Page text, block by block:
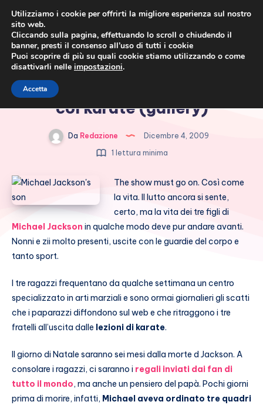
Figli Jackson: la vita va avanti
col karate (gallery)
Da Redazione
Dicembre 4, 2009
1 lettura minima
The show must go on. Così come
la vita. Il lutto ancora si sente,
certo, ma la vita dei tre figli di
Michael Jackson in qualche modo deve pur andare avanti.
Nonni e zii molto presenti, uscite con le guardie del corpo e
tanto sport.
I tre ragazzi frequentano da qualche settimana un centro
specializzato in arti marziali e sono ormai giornalieri gli scatti
che i paparazzi diffondono sul web e che ritraggono i tre
fratelli all’uscita dalle lezioni di karate.
Il giorno di Natale saranno sei mesi dalla morte d Jackson. A
consolare i ragazzi, ci saranno i regali inviati dai fan di
tutto il mondo, ma anche un pensiero del papà. Pochi giorni
prima di morire, infatti, Michael aveva ordinato tre quadri
Utilizziamo i cookie per offrirti la migliore esperienza sul nostro
sito web.
Cliccando sulla pagina, effettuando lo scroll o chiudendo il
banner, presti il consenso all’uso di tutti i cookie
Puoi scoprire di più su quali cookie stiamo utilizzando o come
disattivarli nelle impostazioni.
Accetta